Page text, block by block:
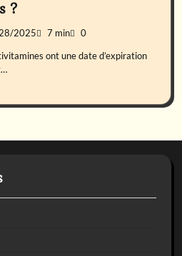
?
2025 7 min 0
ont une date d’expiration